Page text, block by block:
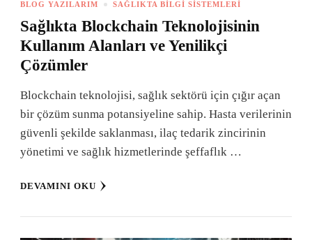
BLOG YAZILARIM
SAĞLIKTA BILGI SISTEMLERI
Sağlıkta Blockchain Teknolojisinin
Kullanım Alanları ve Yenilikçi
Çözümler
Blockchain teknolojisi, sağlık sektörü için çığır açan
bir çözüm sunma potansiyeline sahip. Hasta verilerinin
güvenli şekilde saklanması, ilaç tedarik zincirinin
yönetimi ve sağlık hizmetlerinde şeffaflık …
DEVAMINI OKU